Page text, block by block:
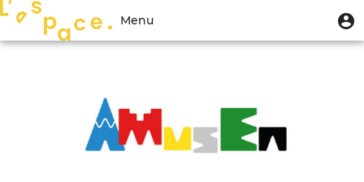
contenu
Menu
du
l'utilisateur
Menu
Toggle